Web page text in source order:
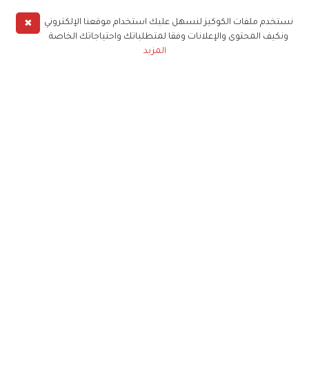
✖
نستخدم ملفات الكوكيز لنسهل عليك استخدام موقعنا الإلكتروني
ونكيف المحتوى والإعلانات وفقا لمتطلباتك واحتياجاتك الخاصة
المزيد